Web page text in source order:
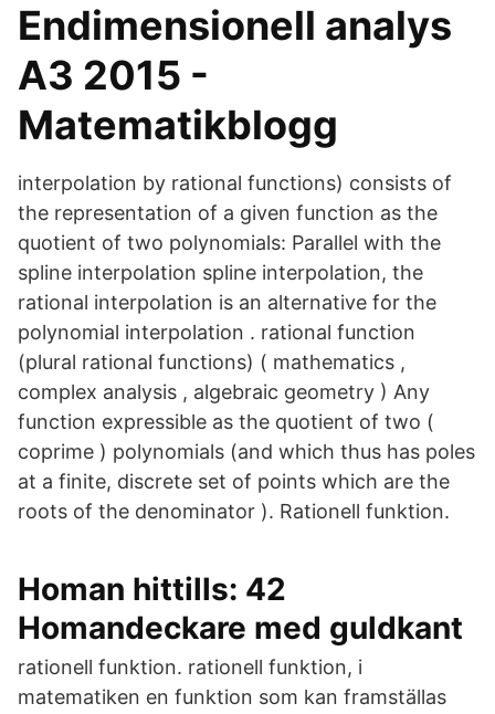
Endimensionell analys
A3 2015 -
Matematikblogg
interpolation by rational functions) consists of
the representation of a given function as the
quotient of two polynomials: Parallel with the
spline interpolation spline interpolation, the
rational interpolation is an alternative for the
polynomial interpolation . rational function
(plural rational functions) ( mathematics ,
complex analysis , algebraic geometry ) Any
function expressible as the quotient of two (
coprime ) polynomials (and which thus has poles
at a finite, discrete set of points which are the
roots of the denominator ). Rationell funktion.
Homan hittills: 42
Homandeckare med guldkant
rationell funktion. rationell funktion, i
matematiken en funktion som kan framställas